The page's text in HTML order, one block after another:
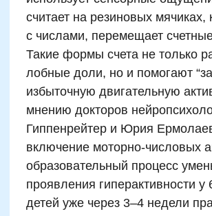
родителей ребенок воспринимает ключевые
метасообщения: «Это интересно», «Это
возможно», «Это важно». Качественно
организованная домашняя нейросреда
работает круглосуточно. Даже в паузах —
она развивает “фоново”.
Подробнее